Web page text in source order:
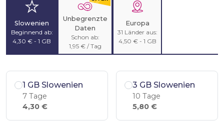
Slowenien
Beginnend ab:
4,30 € - 1 GB
Unbegrenzte
Daten
Schon ab:
1,95 € / Tag
Europa
31 Länder aus:
4,50 € - 1 GB
1 GB Slowenien
7 Tage
4,30 €
3 GB Slowenien
10 Tage
5,80 €